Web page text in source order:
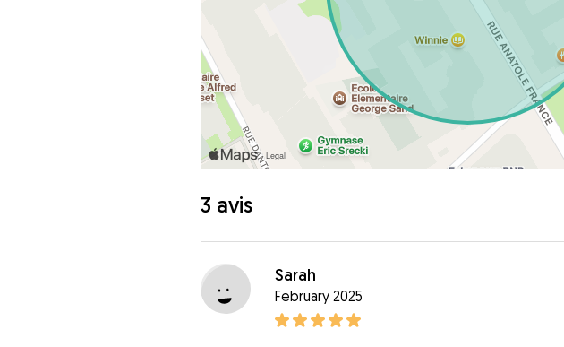
3 avis
Sarah
February 2025